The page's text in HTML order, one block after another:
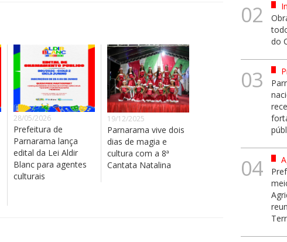
28/05/2026
Prefeitura de
Parnarama lança
edital da Lei Aldir
Blanc para agentes
culturais
19/12/2025
Parnarama vive dois
dias de magia e
cultura com a 8ª
Cantata Natalina
02
do
03
04